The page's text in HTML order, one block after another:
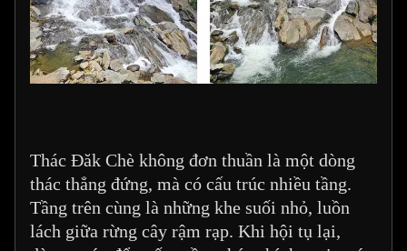
Thác Đăk Chè không đơn thuần là một dòng
thác thẳng đứng, mà có cấu trúc nhiều tầng.
Tầng trên cùng là những khe suối nhỏ, luồn
lách giữa rừng cây rậm rạp. Khi hội tụ lại,